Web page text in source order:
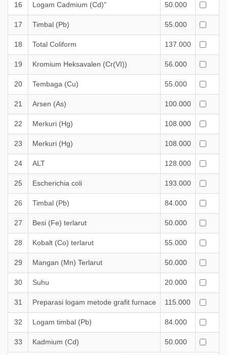
16 Logam Cadmium (Cd)" 50.000
17 Timbal (Pb) 55.000
18 Total Coliform 137.000
19 Kromium Heksavalen (Cr(VI)) 56.000
20 Tembaga (Cu) 55.000
21 Arsen (As) 100.000
22 Merkuri (Hg) 108.000
23 Merkuri (Hg) 108.000
24 ALT 128.000
25 Escherichia coli 193.000
26 Timbal (Pb) 84.000
27 Besi (Fe) terlarut 50.000
28 Kobalt (Co) terlarut 55.000
29 Mangan (Mn) Terlarut 50.000
30 Suhu 20.000
31 Preparasi logam metode grafit furnace 115.000
32 Logam timbal (Pb) 84.000
33 Kadmium (Cd) 50.000